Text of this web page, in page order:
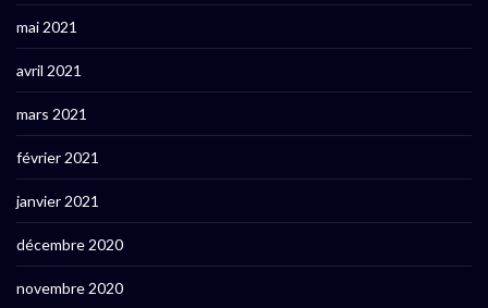
mai 2021
avril 2021
mars 2021
février 2021
janvier 2021
décembre 2020
novembre 2020